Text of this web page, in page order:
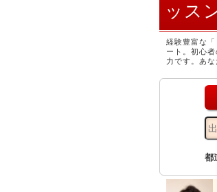
ッス
経験豊富な「
ート。初心
力です。あ
都